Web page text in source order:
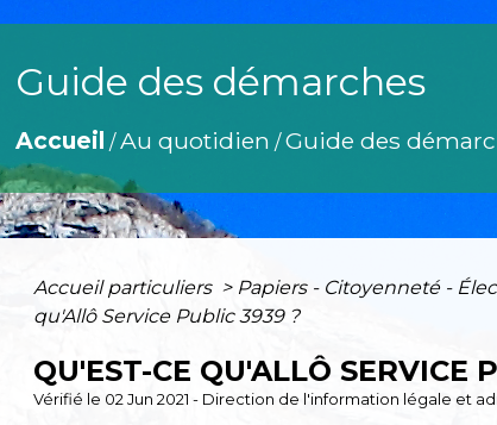
Guide des démarches
Accueil /Au quotidien /Guide des
Accueil particuliers > Papiers - Citoyenneté -
qu'Allô Service Public 3939 ?
QU'EST-CE QU'ALLÔ SERVICE
Vérifié le 02 Jun 2021 - Direction de l'information légale et